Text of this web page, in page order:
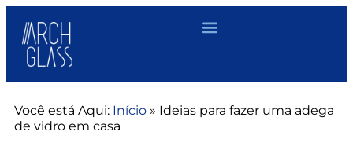
Você está Aqui: Início » Ideias para fazer uma adega
de vidro em casa